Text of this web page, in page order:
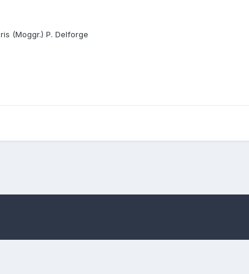
(Moggr.) P. Delforge
18-OPhrys